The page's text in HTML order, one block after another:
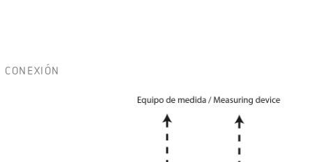
CONEXIÓN